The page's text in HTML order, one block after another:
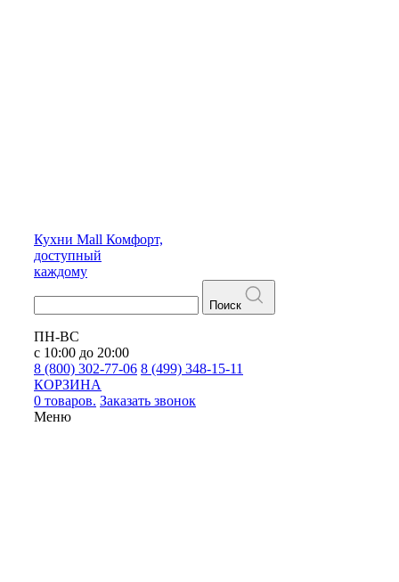
Кухни Mall Комфорт,
доступный
каждому
Поиск
ПН-ВС
с 10:00 до 20:00
8 (800) 302-77-06 8 (499) 348-15-11
КОРЗИНА
0 товаров. Заказать звонок
Меню